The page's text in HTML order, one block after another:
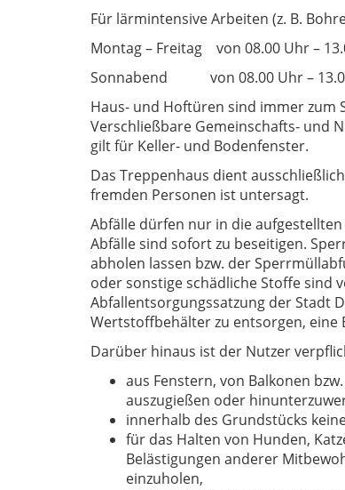
Für lärmintensive Arbeiten (z. B.
Montag – Freitag von 08.00 Uhr –
Sonnabend von 08.00 Uhr –
Haus- und Hoftüren sind immer zum
Verschließbare Gemeinschafts- und
gilt für Keller- und Bodenfenster.
Das Treppenhaus dient
fremden Personen ist untersagt.
Abfälle dürfen nur in die
Abfälle sind sofort zu beseitigen.
abholen lassen bzw. der
oder sonstige schädliche Stoffe sind
Abfallentsorgungssatzung der Stadt
Wertstoffbehälter zu entsorgen, eine
Darüber hinaus ist der Nutzer
aus Fenstern, von Balkonen
auszugießen oder
innerhalb des Grundstücks
für das Halten von Hunden,
Belästigungen anderer
einzuholen,